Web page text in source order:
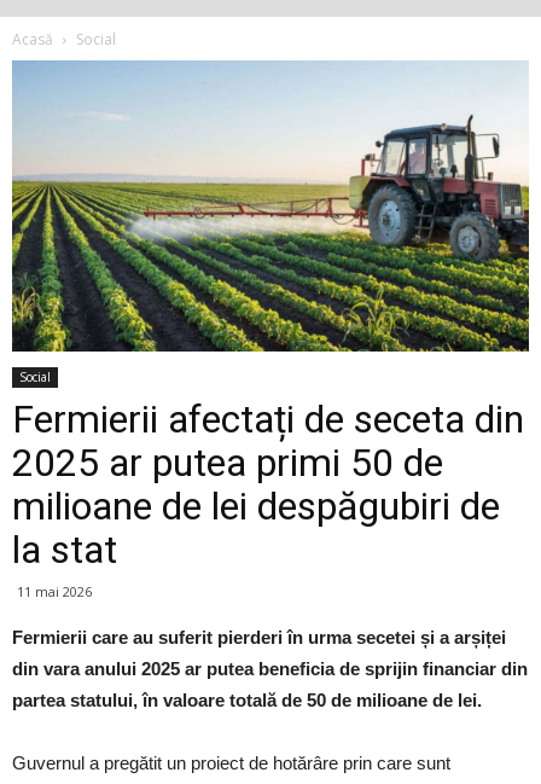
Acasă Social
Social
Fermierii afectați de seceta din
2025 ar putea primi 50 de
milioane de lei despăgubiri de
la stat
11 mai 2026
Fermierii care au suferit pierderi în urma secetei și a arșiței
din vara anului 2025 ar putea beneficia de sprijin financiar din
partea statului, în valoare totală de 50 de milioane de lei.
Guvernul a pregătit un proiect de hotărâre prin care sunt